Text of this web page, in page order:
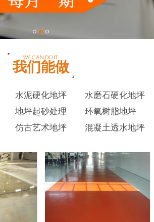
我们能做
水泥硬化地坪
水磨石硬化地坪
地坪起砂处理
环氧树脂地坪
仿古艺术地坪 混凝土透水地坪